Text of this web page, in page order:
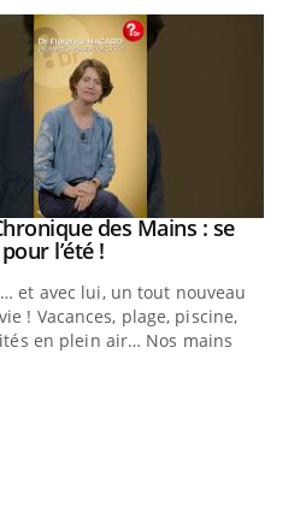
des Mains : se
l’été !Youtube
et avec lui, un tout nouveau
! Vacances, plage, piscine,
en plein air… Nos mains